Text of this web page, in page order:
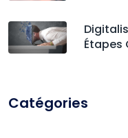
Étapes
Catégories